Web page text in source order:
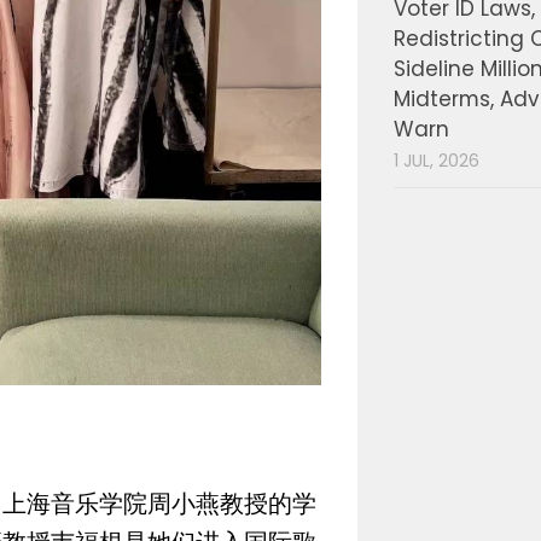
海音乐学院周小燕教授的学
Voter ID Laws,
Redistricting
Sideline
Midterms,
Warn
1 JUL, 2026